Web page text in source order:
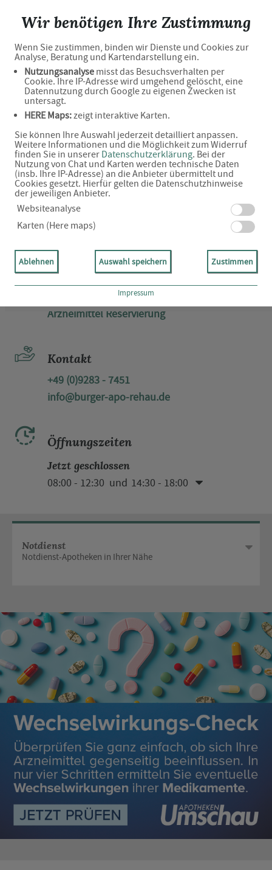
Wir benötigen Ihre Zustimmung
Wenn Sie zustimmen, binden wir Dienste und Cookies zur
Analyse, Beratung und Kartendarstellung ein.
Nutzungsanalyse misst das Besuchsverhalten per
Cookie. Ihre IP-Adresse wird umgehend gelöscht, eine
Datennutzung durch Google zu eigenen Zwecken ist
untersagt.
HERE Maps:zeigt interaktive Karten.
Sie können Ihre Auswahl jederzeit detailliert anpassen.
Weitere Informationen und die Möglichkeit zum Widerruf
finden Sie in unserer Datenschutzerklärung. Bei der
Nutzung von Chat und Karten werden technische Daten
(insb. Ihre IP-Adresse) an die Anbieter übermittelt und
Cookies gesetzt. Hierfür gelten die Datenschutzhinweise
der jeweiligen Anbieter.
Websiteanalyse
Karten (Here maps)
Ablehnen Auswahl speichern Zustimmen
Impressum
Burger-Apotheke
Willkommen in Ihrer Apotheke
Adresse
Maxplatz 3
95111 Rehau
Reservierung
Arzneimittel Reservierung
Kontakt
+49 (0)9283 - 7451
info@burger-apo-rehau.de
Öffnungszeiten
Jetzt geschlossen
08:00 - 12:30 14:30 - 18:00
Notdienst
Notdienst-Apotheken in Ihrer Nähe